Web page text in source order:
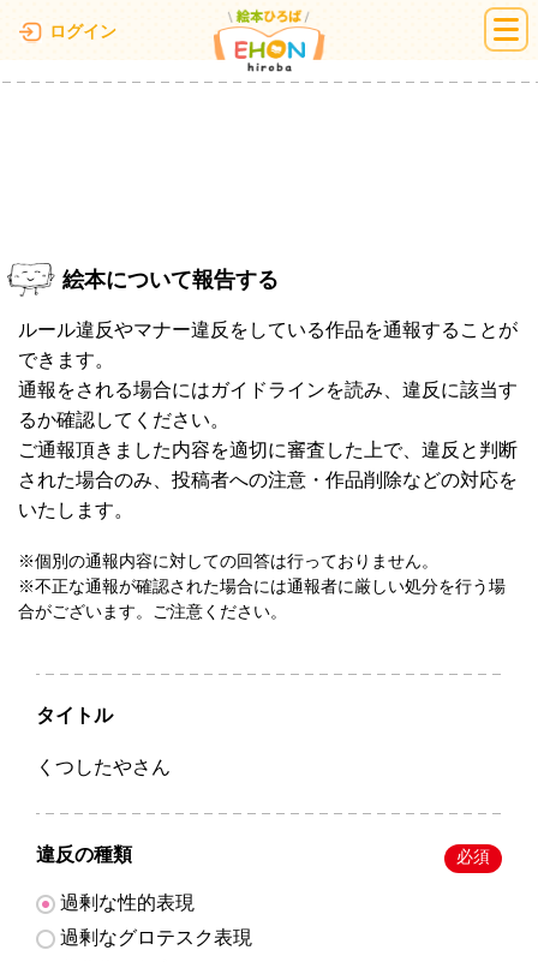
ログイン 絵本ひろば
絵本について報告する
ルール違反やマナー違反をしている作品を通報することが
できます。
通報をされる場合にはガイドラインを読み、違反に該当す
るか確認してください。
ご通報頂きました内容を適切に審査した上で、違反と判断
された場合のみ、投稿者への注意・作品削除などの対応を
いたします。
※個別の通報内容に対しての回答は行っておりません。
※不正な通報が確認された場合には通報者に厳しい処分を行う場
合がございます。ご注意ください。
タイトル
くつしたやさん
違反の種類 必須
過剰な性的表現
過剰なグロテスク表現